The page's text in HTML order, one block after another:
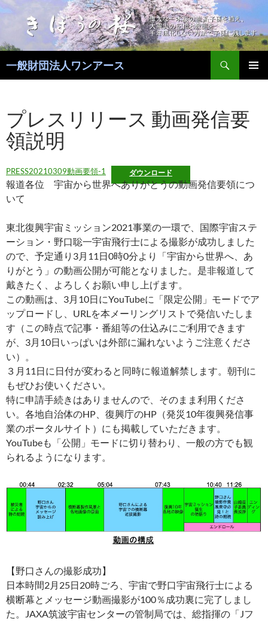
コ
ン
ツ
へ
プ
一般財団法人ワンアース
プレスリリース 動画発信要
領説明
PRESS20210309動画要領-1 ダウンロード
報道各位 宇宙から世界へありがとうの動画発信要領につ
いて
東北復興宇宙ミッション2021事業の一環で、国際宇宙ステ
ーション・野口聡一宇宙飛行士による撮影が成功しました
ので、予定通り3月11日0時0分より「宇宙から世界へ、あ
りがとう」の動画公開が可能となりました。是非報道して
戴きたく、よろしくお願い申し上げます。
この動画は、3月10日にYouTubeに「限定公開」モードでア
ップロードし、URLを本メーリングリストで発信いたしま
す（この時点で記事・番組等の仕込みにご利用できます
が、3月10日いっぱいは外部に漏れないようご注意くださ
い）。
３月11日に日付が変わると同時に報道解禁します。朝刊に
もぜひお使いください。
特に申請手続きはありませんので、そのまま利用くださ
い。各地自治体のHP、復興庁のHP（発災10年復興発信事
業のポータルサイト）にも掲載していただきます。
YouTubeも「公開」モードに切り替わり、一般の方でも観
られるようになります。
【野口さんの撮影成功】
日本時間2月25日20時ごろ、宇宙で野口宇宙飛行士による
横断幕とメッセージ動画撮影が100％成功裏に完了しまし
た。JAXA筑波宇宙センターの管制局では、総指揮の「Jフ